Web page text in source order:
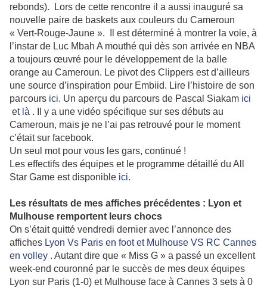
rebonds). Lors de cette rencontre il a aussi inauguré sa
nouvelle paire de baskets aux couleurs du Cameroun
« Vert-Rouge-Jaune ». Il est déterminé à montrer la voie, à
l’instar de Luc Mbah A mouthé qui dès son arrivée en NBA
a toujours œuvré pour le développement de la balle
orange au Cameroun. Le pivot des Clippers est d’ailleurs
une source d’inspiration pour Embiid. Lire l’histoire de son
parcours ici. Un aperçu du parcours de Pascal Siakam ici
et là . Il y a une vidéo spécifique sur ses débuts au
Cameroun, mais je ne l’ai pas retrouvé pour le moment
c’était sur facebook.
Un seul mot pour vous les gars, continué !
Les effectifs des équipes et le programme détaillé du All
Star Game est disponible ici.
Les résultats de mes affiches précédentes : Lyon et
Mulhouse remportent leurs chocs
On s’était quitté vendredi dernier avec l’annonce des
affiches Lyon Vs Paris en foot et Mulhouse VS RC Cannes
en volley . Autant dire que « Miss G » a passé un excellent
week-end couronné par le succès de mes deux équipes
Lyon sur Paris (1-0) et Mulhouse face à Cannes 3 sets à 0